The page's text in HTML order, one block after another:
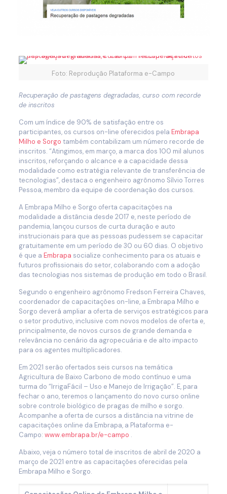
Foto: Reprodução Plataforma e-Campo
Recuperação de pastagens degradadas, curso com recorde
de inscritos
Com um índice de 90% de satisfação entre os
participantes, os cursos on-line oferecidos pela Embrapa
Milho e Sorgo também contabilizam um número recorde de
inscritos. “Atingimos, em março, a marca dos 100 mil alunos
inscritos, reforçando o alcance e a capacidade dessa
modalidade como estratégia relevante de transferência de
tecnologias”, destaca o engenheiro agrônomo Sílvio Torres
Pessoa, membro da equipe de coordenação dos cursos.
A Embrapa Milho e Sorgo oferta capacitações na
modalidade a distância desde 2017 e, neste período de
pandemia, lançou cursos de curta duração e auto
instrucionais para que as pessoas pudessem se capacitar
gratuitamente em um período de 30 ou 60 dias. O objetivo
é que a Embrapa socialize conhecimento para os atuais e
futuros profissionais do setor, colaborando com a adoção
das tecnologias nos sistemas de produção em todo o Brasil.
Segundo o engenheiro agrônomo Fredson Ferreira Chaves,
coordenador de capacitações on-line, a Embrapa Milho e
Sorgo deverá ampliar a oferta de serviços estratégicos para
o setor produtivo, inclusive com novos modelos de oferta e,
principalmente, de novos cursos de grande demanda e
relevância no cenário da agropecuária e de alto impacto
para os agentes multiplicadores.
Em 2021 serão ofertados seis cursos na temática
Agricultura de Baixo Carbono de modo contínuo e uma
turma do “IrrigaFácil – Uso e Manejo de Irrigação”. E, para
fechar o ano, teremos o lançamento do novo curso online
sobre controle biológico de pragas de milho e sorgo.
Acompanhe a oferta de cursos a distância na vitrine de
capacitações online da Embrapa, a Plataforma e-
Campo: www.embrapa.br/e-campo .
Abaixo, veja o número total de inscritos de abril de 2020 a
março de 2021 entre as capacitações oferecidas pela
Embrapa Milho e Sorgo.